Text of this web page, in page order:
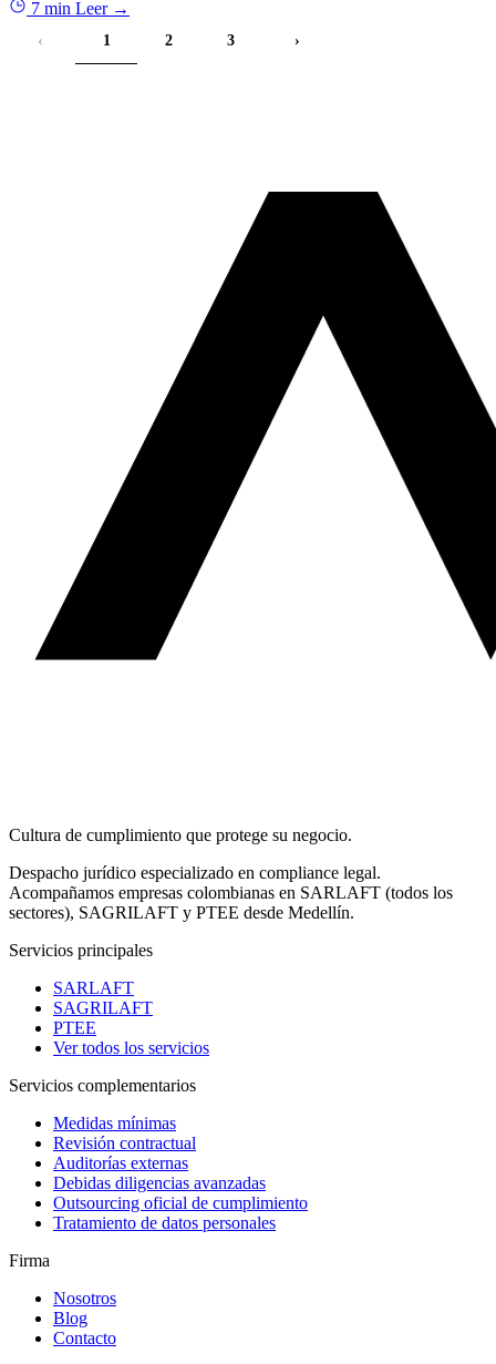
7 min Leer →
‹ 1 2 3 ›
Cultura de cumplimiento que protege su negocio.
Despacho jurídico especializado en compliance legal.
Acompañamos empresas colombianas en SARLAFT (todos los
sectores), SAGRILAFT y PTEE desde Medellín.
Servicios principales
SARLAFT
SAGRILAFT
PTEE
Ver todos los servicios
Servicios complementarios
Medidas mínimas
Revisión contractual
Auditorías externas
Debidas diligencias avanzadas
Outsourcing oficial de cumplimiento
Tratamiento de datos personales
Firma
Nosotros
Blog
Contacto